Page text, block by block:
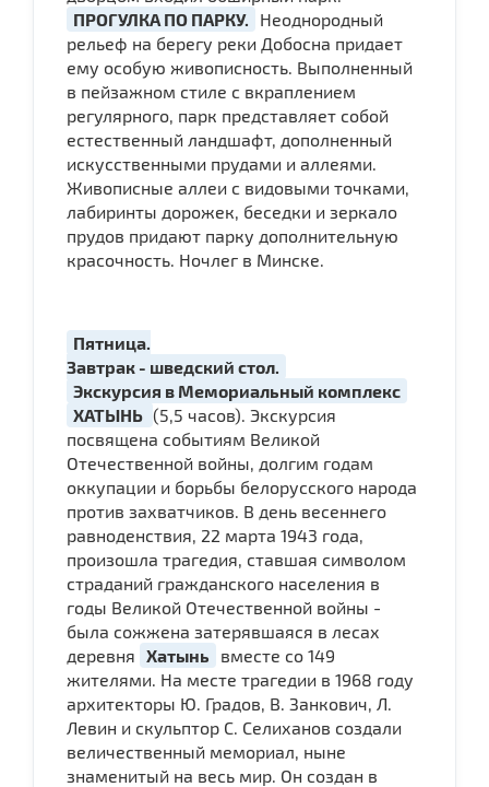
ПРОГУЛКА ПО ПАРКУ.
Неоднородный
рельеф на берегу реки Добосна придает
ему особую живописность. Выполненный
в пейзажном стиле с вкраплением
регулярного, парк представляет собой
естественный ландшафт, дополненный
искусственными прудами и аллеями.
Живописные аллеи с видовыми точками,
лабиринты дорожек, беседки и зеркало
прудов придают парку дополнительную
красочность. Ночлег в Минске.
Пятница.
Завтрак - шведский стол.
Экскурсия в Мемориальный комплекс
ХАТЫНЬ (5,5 часов). Экскурсия
посвящена событиям Великой
Отечественной войны, долгим годам
оккупации и борьбы белорусского народа
против захватчиков. В день весеннего
равноденствия, 22 марта 1943 года,
произошла трагедия, ставшая символом
страданий гражданского населения в
годы Великой Отечественной войны -
была сожжена затерявшаяся в лесах
деревня Хатынь
вместе со 149
жителями. На месте трагедии в 1968 году
архитекторы Ю. Градов, В. Занкович, Л.
Левин и скульптор С. Селиханов создали
величественный мемориал, ныне
знаменитый на весь мир. Он создан в